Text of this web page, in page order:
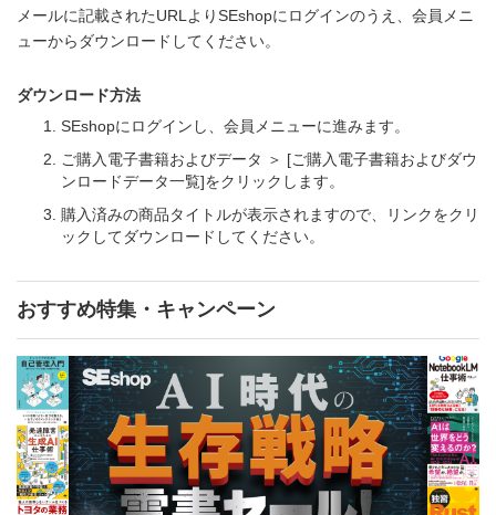
メールに記載されたURLよりSEshopにログインのうえ、会員メニ
ューからダウンロードしてください。
ダウンロード方法
SEshopにログインし、会員メニューに進みます。
ご購入電子書籍およびデータ ＞ [ご購入電子書籍およびダウ
ンロードデータ一覧]をクリックします。
購入済みの商品タイトルが表示されますので、リンクをクリ
ックしてダウンロードしてください。
おすすめ特集・キャンペーン